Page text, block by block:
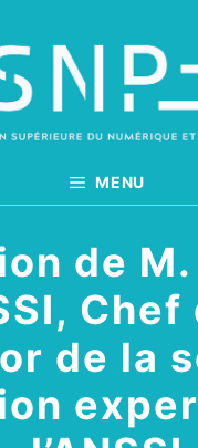
MENU
de M.
Chef
de la